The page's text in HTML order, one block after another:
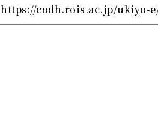
https://codh.rois.ac.jp/ukiyo-